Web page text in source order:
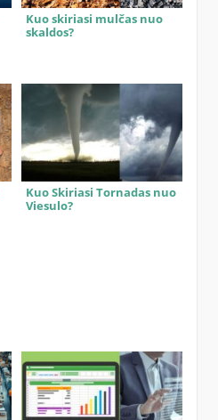
Kuo skiriasi mulčas nuo
skaldos?
Kuo Skiriasi Tornadas nuo
Viesulo?